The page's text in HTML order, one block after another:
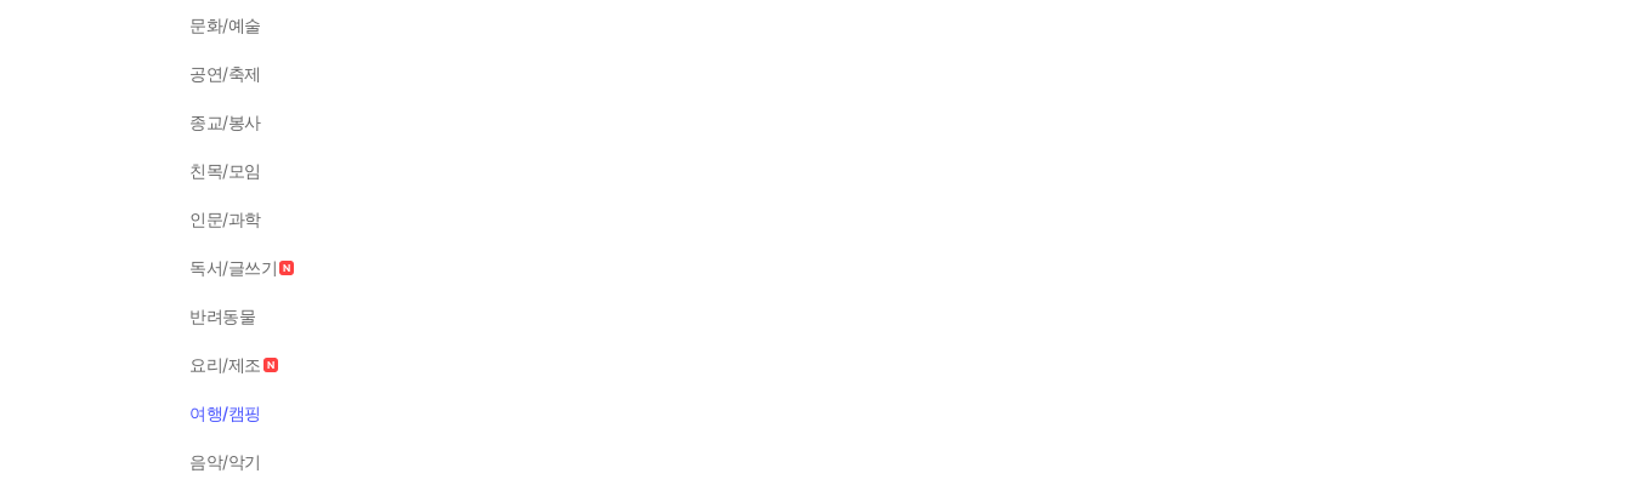
문화/예술
공연/축제
종교/봉사
친목/모임
인문/과학
독서/글쓰기
반려동물
요리/제조
여행/캠핑
음악/악기